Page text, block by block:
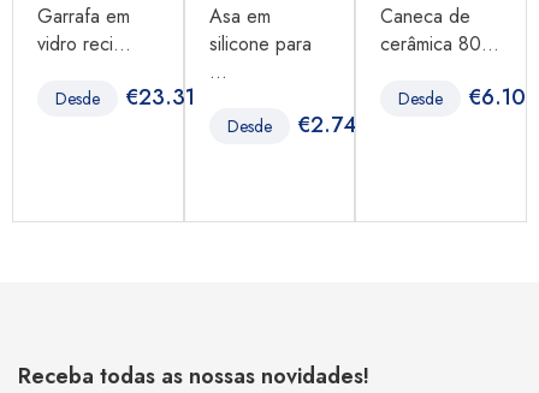
Garrafa em
vidro reci...
Desde €23.31
Asa em
silicone para
...
Desde €2.74
Caneca de
cerâmica 80...
Desde €6.10
Receba todas as nossas novidades!